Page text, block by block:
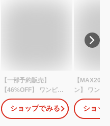
【一部予約販売】
【46%OFF】 ワンピー
ス レディース ロング ス
トレッチ 洗える 上品 き
れいめ セレモニー パー
ショップでみる
【
ン】 ワンピ
ース 半袖
ース マキシ
接触冷感
ショッ